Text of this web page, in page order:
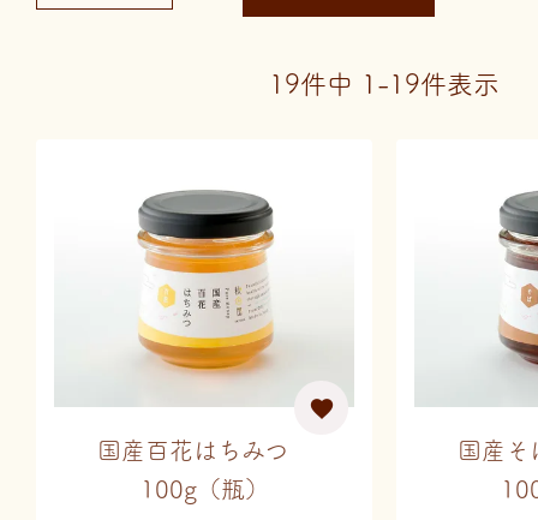
19件中 1 -19件表示
国産百花はちみつ
100g（瓶）
国産